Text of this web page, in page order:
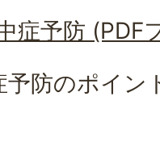
症予防 (PDF
予防のポイン